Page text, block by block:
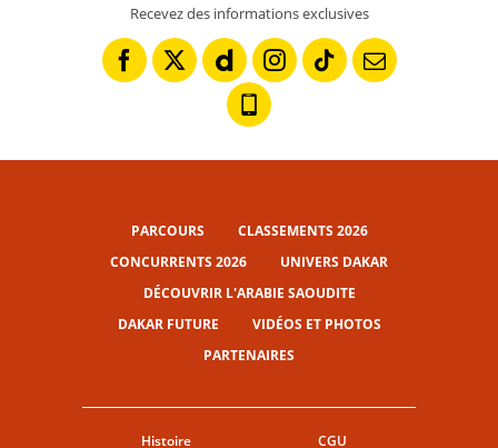
Recevez des informations exclusives
PARCOURS
CLASSEMENTS 2026
CONCURRENTS 2026
UNIVERS DAKAR
DÉCOUVRIR L'ARABIE SAOUDITE
DAKAR FUTURE
VIDÉOS ET PHOTOS
PARTENAIRES
Histoire CGU